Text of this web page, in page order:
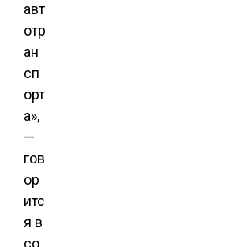
авт
отр
ан
сп
орт
а»,
—
гов
ор
итс
я в
со